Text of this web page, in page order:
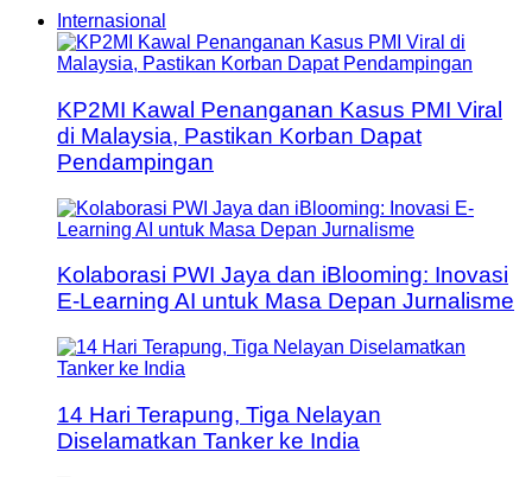
Internasional
KP2MI Kawal Penanganan Kasus PMI Viral
di Malaysia, Pastikan Korban Dapat
Pendampingan
Kolaborasi PWI Jaya dan iBlooming: Inovasi
E-Learning AI untuk Masa Depan Jurnalisme
14 Hari Terapung, Tiga Nelayan
Diselamatkan Tanker ke India